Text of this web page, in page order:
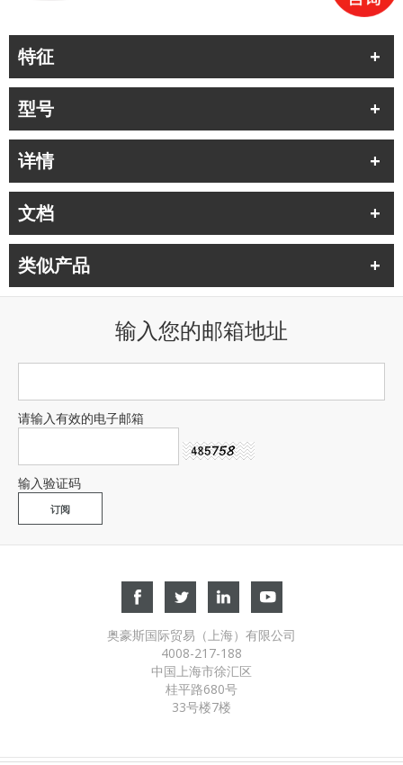
特征
型号
详情
文档
类似产品
输入您的邮箱地址
请输入有效的电子邮箱
输入验证码
奥豪斯国际贸易（上海）有限公司
4008-217-188
中国上海市徐汇区
桂平路680号
33号楼7楼